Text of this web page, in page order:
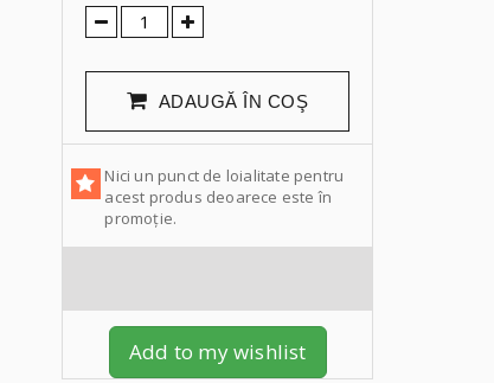
ADAUGĂ ÎN COŞ
Nici un punct de loialitate pentru
acest produs deoarece este în
promoție.
Add to my wishlist